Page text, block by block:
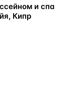
и спа
Кипр